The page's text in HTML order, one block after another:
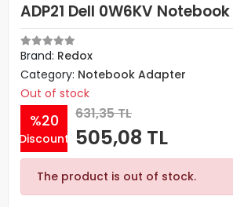
ADP21 Dell 0W6KV
Brand: Redox
Category: Notebook Adapter
Out of stock
%20
Discount
631,35 TL
505,08 TL
The product is out of stock.